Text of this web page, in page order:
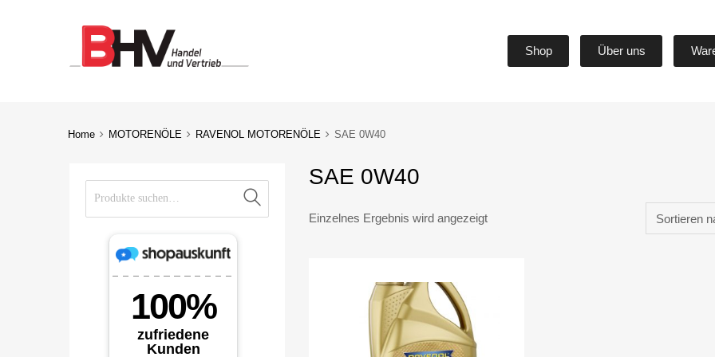
Shop Über uns
Home MOTORENÖLE RAVENOL MOTORENÖLE SAE 0W40
SAE 0W40
Einzelnes Ergebnis wird angezeigt